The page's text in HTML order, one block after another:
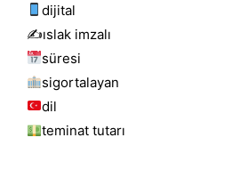
dijital
✍️islak i̇mzalı
süresi
sigortalayan
dil
teminat tutarı